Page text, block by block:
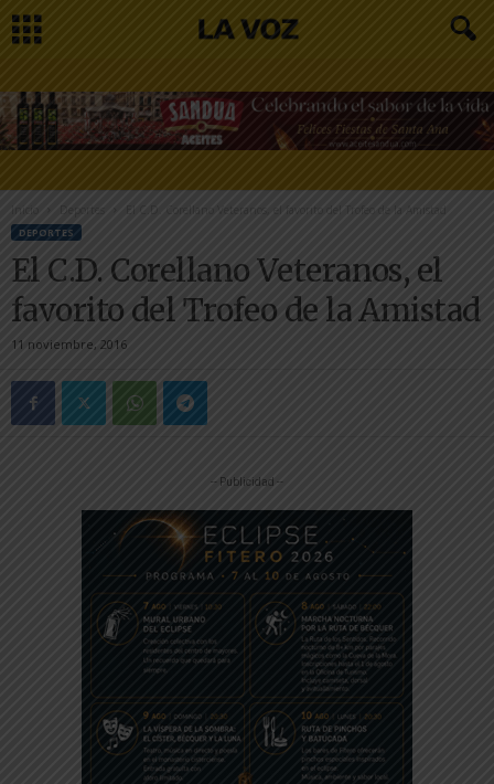
Inicio El C.D. Corellano Veteranos, el favorito del Trofeo de la Amistad
DEPORTES
El C.D. Corellano Veteranos, el
favorito del Trofeo de la Amistad
11 noviembre, 2016
-- Publicidad --